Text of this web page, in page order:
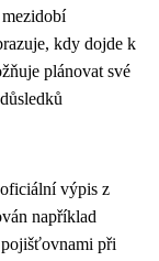
kdy dojde k
plánovat své
výpis z
například
při